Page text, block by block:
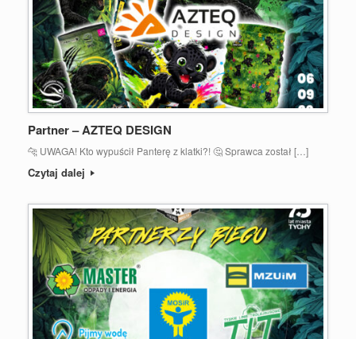
Partner – AZTEQ DESIGN
🐆 UWAGA! Kto wypuścił Panterę z klatki?! 🤔 Sprawca został […]
Czytaj dalej